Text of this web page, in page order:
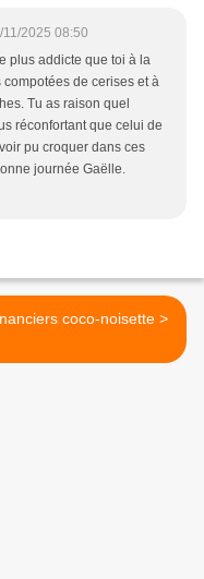
11/2025 08:50
plus addicte que toi à la
de cerises et à
Tu as raison quel
réconfortant que celui de
pu croquer dans ces
journée Gaëlle.
Financiers coco-noisette >